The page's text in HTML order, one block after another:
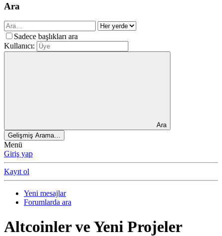
Ara
Sadece başlıkları ara
Kullanıcı:
Ara
Gelişmiş Arama…
Menü
Giriş yap
Kayıt ol
Yeni mesajlar
Forumlarda ara
Altcoinler ve Yeni Projeler